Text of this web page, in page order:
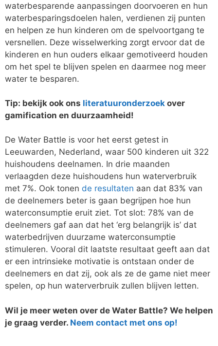
waterbesparende aanpassingen doorvoeren en hun
waterbesparingsdoelen halen, verdienen zij punten
en helpen ze hun kinderen om de spelvoortgang te
versnellen. Deze wisselwerking zorgt ervoor dat de
kinderen en hun ouders elkaar gemotiveerd houden
om het spel te blijven spelen en daarmee nog meer
water te besparen.
Tip: bekijk ook ons literatuuronderzoek over
gamification en duurzaamheid!
De Water Battle is voor het eerst getest in
Leeuwarden, Nederland, waar 500 kinderen uit 322
huishoudens deelnamen. In drie maanden
verlaagden deze huishoudens hun waterverbruik
met 7%. Ook tonen de resultaten aan dat 83% van
de deelnemers beter is gaan begrijpen hoe hun
waterconsumptie eruit ziet. Tot slot: 78% van de
deelnemers gaf aan dat het ‘erg belangrijk is’ dat
waterbedrijven duurzame waterconsumptie
stimuleren. Vooral dit laatste resultaat geeft aan dat
er een intrinsieke motivatie is ontstaan onder de
deelnemers en dat zij, ook als ze de game niet meer
spelen, op hun waterverbruik zullen blijven letten.
Wil je meer weten over de Water Battle? We helpen
je graag verder. Neem contact met ons op!